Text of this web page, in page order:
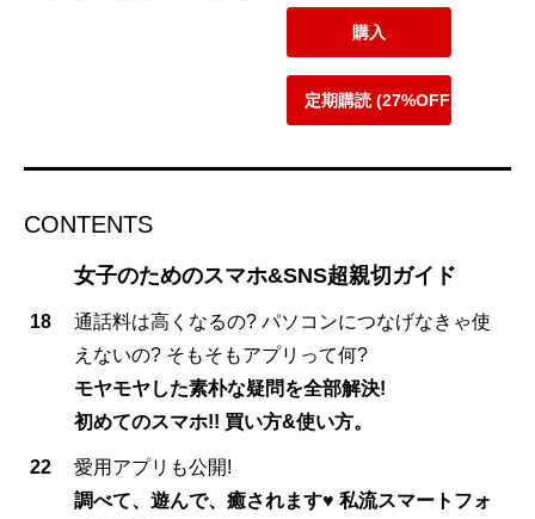
購入
定期購読 (27%OFF)
CONTENTS
女子のためのスマホ&SNS超親切ガイド
18
通話料は高くなるの? パソコンにつなげなきゃ使
えないの? そもそもアプリって何?
モヤモヤした素朴な疑問を全部解決!
初めてのスマホ!! 買い方&使い方。
22
愛用アプリも公開!
調べて、遊んで、癒されます♥ 私流スマートフォ